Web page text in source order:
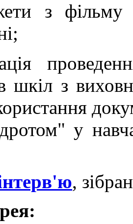
з
шкіл з
у
,